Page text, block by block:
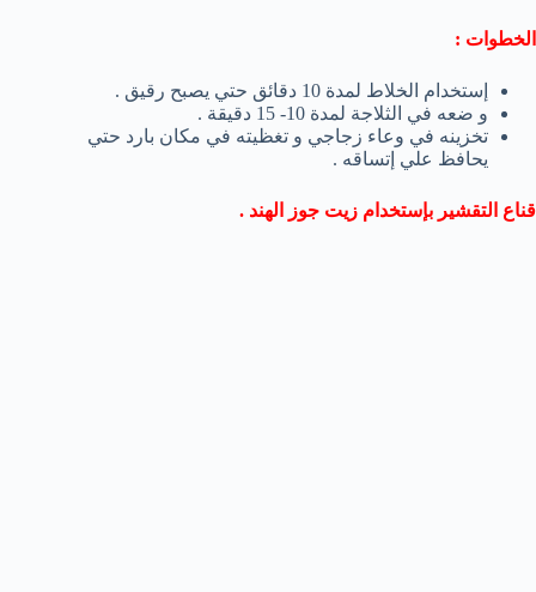
الخطوات :
إستخدام الخلاط لمدة 10 دقائق حتي يصبح رقيق .
و ضعه في الثلاجة لمدة 10- 15 دقيقة .
تخزينه في وعاء زجاجي و تغظيته في مكان بارد حتي
يحافظ علي إتساقه .
قناع التقشير بإستخدام زيت جوز الهند .